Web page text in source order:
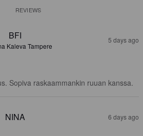
REVIEWS
BFI
Kaleva Tampere
5 days ago
Sopiva raskaammankin ruuan kanssa.
NINA 6 days ago